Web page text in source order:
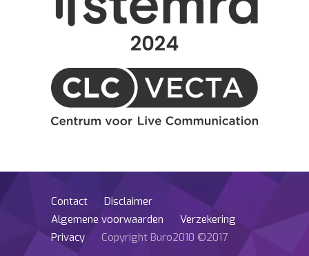
Contact
Disclaimer
Algemene voorwaarden
Verzekering
Privacy
Copyright Buro2010 ©2017